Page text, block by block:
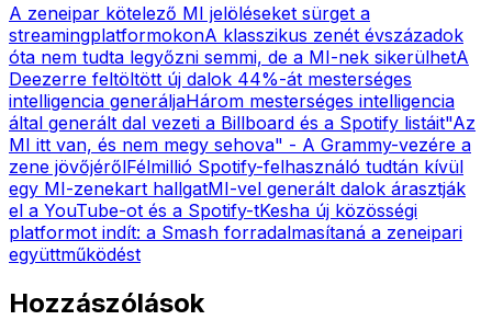
A zeneipar kötelező MI jelöléseket sürget a
streamingplatformokonA klasszikus zenét évszázadok
óta nem tudta legyőzni semmi, de a MI-nek sikerülhetA
Deezerre feltöltött új dalok 44%-át mesterséges
intelligencia generáljaHárom mesterséges intelligencia
által generált dal vezeti a Billboard és a Spotify listáit"Az
MI itt van, és nem megy sehova" - A Grammy-vezére a
zene jövőjérőlFélmillió Spotify-felhasználó tudtán kívül
egy MI-zenekart hallgatMI-vel generált dalok árasztják
el a YouTube-ot és a Spotify-tKesha új közösségi
platformot indít: a Smash forradalmasítaná a zeneipari
együttműködést
Hozzászólások